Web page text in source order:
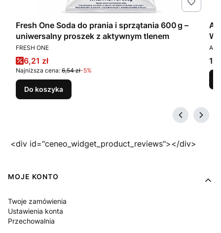
Fresh One Soda do prania i sprzątania 600 g –
uniwersalny proszek z aktywnym tlenem
PRODUCENT
FRESH ONE
Cena promocyjna
6,21 zł
Najniższa cena: 6,54 zł-5%
Do koszyka
<div id="ceneo_widget_product_reviews"></div>
Linki w stopce
MOJE KONTO
Twoje zamówienia
Ustawienia konta
Przechowalnia